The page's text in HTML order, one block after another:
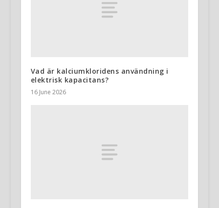
Vad är kalciumkloridens användning i
elektrisk kapacitans?
16 June 2026